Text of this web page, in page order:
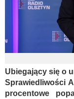
Ubiegający się o
Sprawiedliwości
procentowe